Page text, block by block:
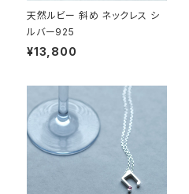
天然ルビー 斜め ネックレス シ
ルバー925
¥13,800